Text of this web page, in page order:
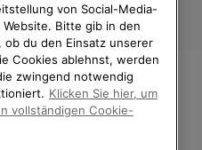
BEI SOREL.
SIE IHR
von Social-Media-
Bitte gib in den
du den Einsatz unserer
Cookies ablehnst, werden
zwingend notwendig
Klicken Sie hier, um
vollständigen Cookie-